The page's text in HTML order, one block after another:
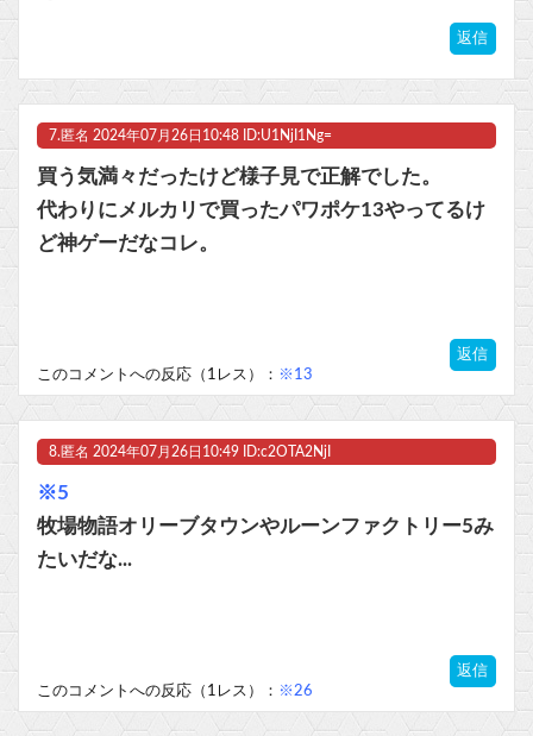
返信
7. 匿名 2024年07月26日10:48 ID:U1NjI1Ng=
買う気満々だったけど様子見で正解でした。
代わりにメルカリで買ったパワポケ13やってるけ
ど神ゲーだなコレ。
返信
このコメントへの反応（1レス）： ※13
8. 匿名 2024年07月26日10:49 ID:c2OTA2NjI
※5
牧場物語オリーブタウンやルーンファクトリー5み
たいだな...
返信
このコメントへの反応（1レス）： ※26